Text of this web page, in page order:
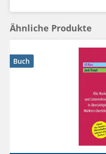
Ähnliche Produkte
Buch